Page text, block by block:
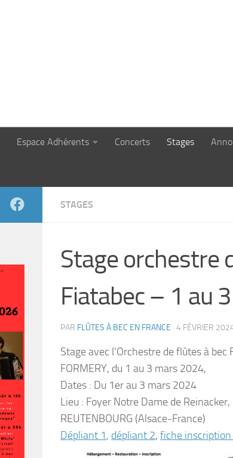
Espace Adhérents Concerts Stages
STAGES
Stage orchestre
Fiatabec – 1 au
PAR FLÛTES À BEC EN FRANCE · 4 FÉVRIER
Stage avec l’Orchestre de flûtes à bec
FORMERY, du 1 au 3 mars 2024,
Dates : Du 1er au 3 mars 2024
Lieu : Foyer Notre Dame de
REUTENBOURG (Alsace-France)
Dépliant 1, dépliant 2, fiche inscription